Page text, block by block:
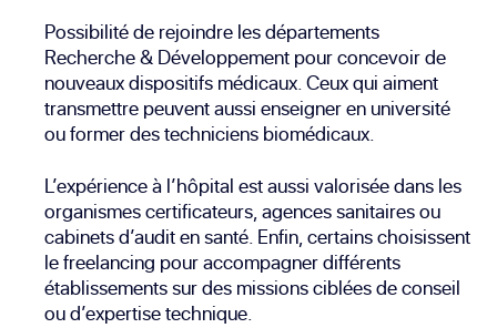
Possibilité de rejoindre les départements
Recherche & Développement pour concevoir de
nouveaux dispositifs médicaux. Ceux qui aiment
transmettre peuvent aussi enseigner en université
ou former des techniciens biomédicaux.
L’expérience à l’hôpital est aussi valorisée dans les
organismes certificateurs, agences sanitaires ou
cabinets d’audit en santé. Enfin, certains choisissent
le freelancing pour accompagner différents
établissements sur des missions ciblées de conseil
ou d’expertise technique.